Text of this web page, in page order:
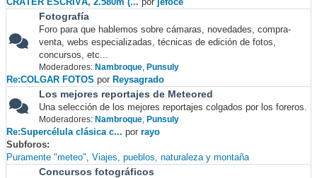
Fotografía
Foro para que hablemos sobre cámaras, novedades, compra-
venta, webs especializadas, técnicas de edición de fotos,
concursos, etc...
Moderadores: Nambroque, Punsuly
Re:COLGAR FOTOS por Reysagrado
Los mejores reportajes de Meteored
Una selección de los mejores reportajes colgados por los foreros.
Moderadores: Nambroque, Punsuly
Re:Supercélula clásica c... por rayo
Subforos
Puramente "meteo" Viajes, pueblos, naturaleza y montaña
Concursos fotográficos